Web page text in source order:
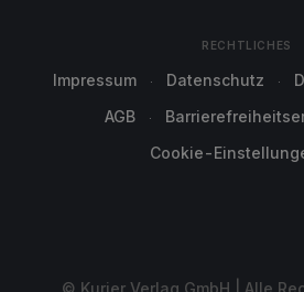
RECHTLICHES
Impressum Datenschutz
AGB
Cookie-
© Kurier Verlag GmbH | Alle